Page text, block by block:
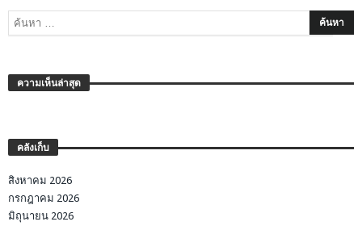
ความเห็นล่าสุด
คลังเก็บ
สิงหาคม 2026
กรกฎาคม 2026
มิถุนายน 2026